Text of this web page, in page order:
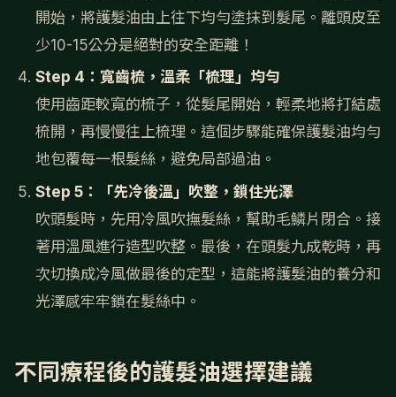
開始，將護髮油由上往下均勻塗抹到髮尾。離頭皮至
少10-15公分是絕對的安全距離！
Step 4：寬齒梳，溫柔「梳理」均勻
使用齒距較寬的梳子，從髮尾開始，輕柔地將打結處
梳開，再慢慢往上梳理。這個步驟能確保護髮油均勻
地包覆每一根髮絲，避免局部過油。
Step 5：「先冷後溫」吹整，鎖住光澤
吹頭髮時，先用冷風吹撫髮絲，幫助毛鱗片閉合。接
著用溫風進行造型吹整。最後，在頭髮九成乾時，再
次切換成冷風做最後的定型，這能將護髮油的養分和
光澤感牢牢鎖在髮絲中。
不同療程後的護髮油選擇建議